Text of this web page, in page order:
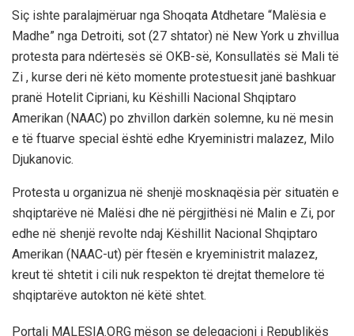
Siç ishte paralajmëruar nga Shoqata Atdhetare “Malësia e
Madhe” nga Detroiti, sot (27 shtator) në New York u zhvillua
protesta para ndërtesës së OKB-së, Konsullatës së Mali të
Zi , kurse deri në këto momente protestuesit janë bashkuar
pranë Hotelit Cipriani, ku Këshilli Nacional Shqiptaro
Amerikan (NAAC) po zhvillon darkën solemne, ku në mesin
e të ftuarve special është edhe Kryeministri malazez, Milo
Djukanovic.
Protesta u organizua në shenjë mosknaqësia për situatën e
shqiptarëve në Malësi dhe në përgjithësi në Malin e Zi, por
edhe në shenjë revolte ndaj Këshillit Nacional Shqiptaro
Amerikan (NAAC-ut) për ftesën e kryeministrit malazez,
kreut të shtetit i cili nuk respekton të drejtat themelore të
shqiptarëve autokton në këtë shtet.
Portali MALESIA.ORG mëson se delegacioni i Republikës